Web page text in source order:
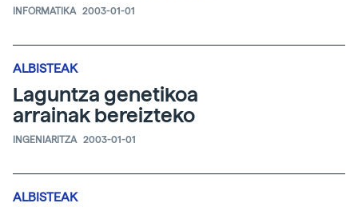
INFORMATIKA 2003-01-01
ALBISTEAK
Laguntza genetikoa
arrainak bereizteko
INGENIARITZA 2003-01-01
ALBISTEAK